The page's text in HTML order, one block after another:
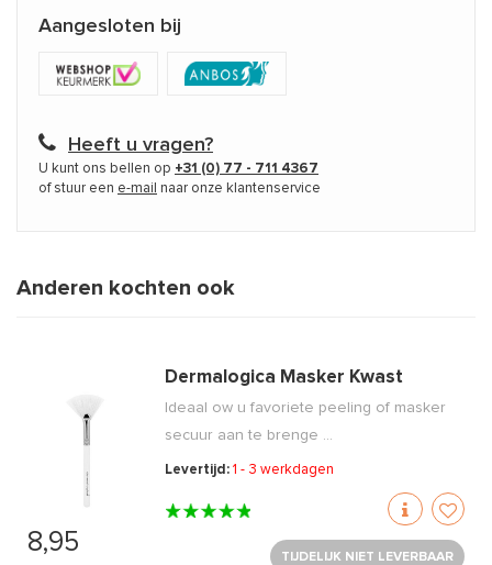
Aangesloten bij
Heeft u vragen?
U kunt ons bellen op +31 (0) 77 - 711 4367
of stuur een e-mail naar onze klantenservice
Anderen kochten ook
8,95
Dermalogica Masker Kwast
Ideaal ow u favoriete peeling of masker
secuur aan te brenge ...
Levertijd:1 - 3 werkdagen
TIJDELIJK NIET LEVERBAAR